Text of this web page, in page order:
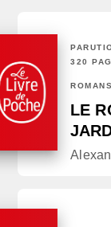
320
ROMANS
LE